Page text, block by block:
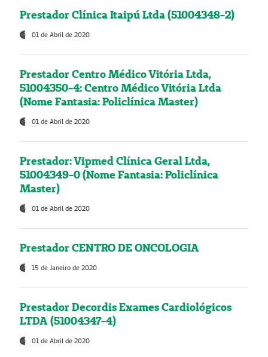
Prestador Clínica Itaipú Ltda (51004348-2)
01 de Abril de 2020
Prestador Centro Médico Vitória Ltda,
51004350-4: Centro Médico Vitória Ltda
(Nome Fantasia: Policlínica Master)
01 de Abril de 2020
Prestador: Vipmed Clínica Geral Ltda,
51004349-0 (Nome Fantasia: Policlínica
Master)
01 de Abril de 2020
Prestador CENTRO DE ONCOLOGIA
15 de Janeiro de 2020
Prestador Decordis Exames Cardiológicos
LTDA (51004347-4)
01 de Abril de 2020